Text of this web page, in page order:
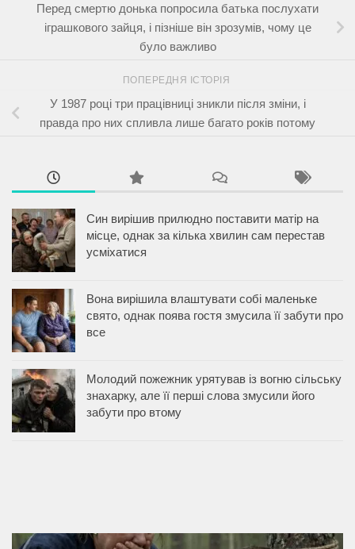
Перед смертю донька попросила батька послухати
іграшкового зайця, і пізніше він зрозумів, чому це
було важливо
ПОПЕРЕДНЯ ІСТОРІЯ
У 1987 році три працівниці зникли після зміни, і
правда про них спливла лише багато років потому
Син вирішив прилюдно поставити матір на
місце, однак за кілька хвилин сам перестав
усміхатися
Вона вирішила влаштувати собі маленьке
свято, однак поява гостя змусила її забути про
все
Молодий пожежник урятував із вогню сільську
знахарку, але її перші слова змусили його
забути про втому